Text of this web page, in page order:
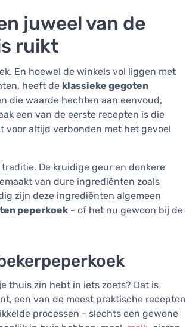
juweel van de
ruikt
En hoewel de winkels vol liggen met
heeft de klassieke gegoten
die waarde hechten aan eenvoud,
een van de eerste recepten is die
voor altijd verbonden met het gevoel
De kruidige geur en donkere
van dure ingrediënten zoals
zijn deze ingrediënten algemeen
peperkoek - of het nu gewoon bij de
thuis zin hebt in iets zoets? Dat is
een van de meest praktische recepten
processen - slechts een gewone